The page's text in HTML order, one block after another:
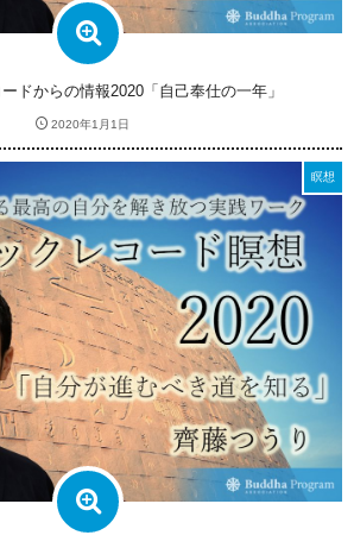
ドからの情報2020「自己奉仕の一年」
2020年1月1日
瞑想